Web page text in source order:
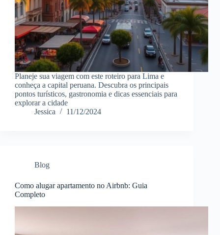
Planeje sua viagem com este roteiro para Lima e
conheça a capital peruana. Descubra os principais
pontos turísticos, gastronomia e dicas essenciais para
explorar a cidade
Jessica
11/12/2024
Blog
Como alugar apartamento no Airbnb: Guia
Completo